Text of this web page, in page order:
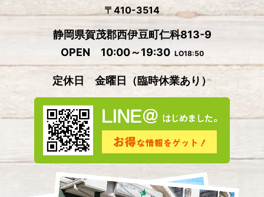
2024年6月(4)
2024年5月(4)
2024年4月 (2)
2024年3月(5)
2024年2月(3)
2024年1月(3)
2023年12月
2023年11月(2)
〒410-3514
静岡県賀茂郡西伊豆町仁科813-9
OPEN 10:00～19:30 LO18:50
定休日 金曜日 （臨時休業あり）